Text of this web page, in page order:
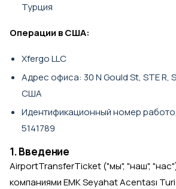
Турция
Операции в США:
Xfergo LLC
Адрес офиса: 30 N Gould St, STE R,
США
Идентификационный номер
5141789
1. Введение
AirportTransferTicket ("мы", "наш",
компаниями EMK Seyahat Acentası